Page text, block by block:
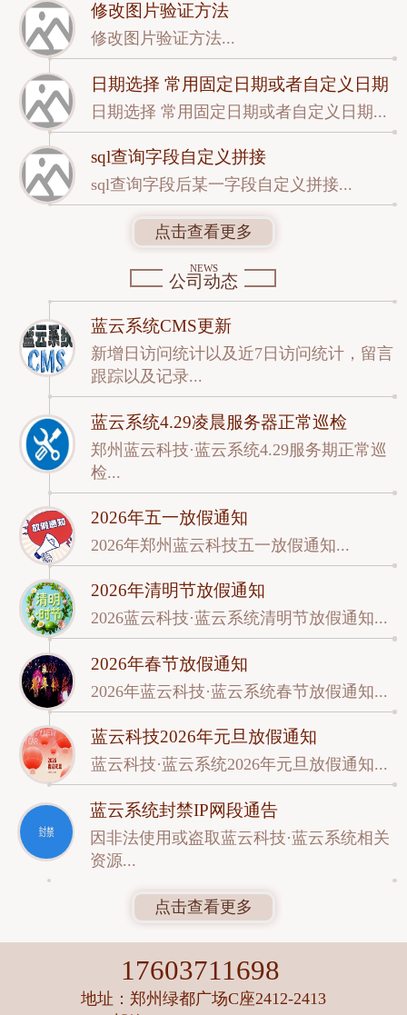
修改图片验证方法
修改图片验证方法...
日期选择 常用固定日期或者自定义日期
日期选择 常用固定日期或者自定义日期...
sql查询字段自定义拼接
sql查询字段后某一字段自定义拼接...
点击查看更多
NEWS
公司动态
蓝云系统CMS更新
新增日访问统计以及近7日访问统计，留言
跟踪以及记录...
蓝云系统4.29凌晨服务器正常巡检
郑州蓝云科技·蓝云系统4.29服务期正常巡
检...
2026年五一放假通知
2026年郑州蓝云科技五一放假通知...
2026年清明节放假通知
2026蓝云科技·蓝云系统清明节放假通知...
2026年春节放假通知
2026年蓝云科技·蓝云系统春节放假通知...
蓝云科技2026年元旦放假通知
蓝云科技·蓝云系统2026年元旦放假通知...
蓝云系统封禁IP网段通告
因非法使用或盗取蓝云科技·蓝云系统相关
资源...
点击查看更多
17603711698
地址：郑州绿都广场C座2412-2413